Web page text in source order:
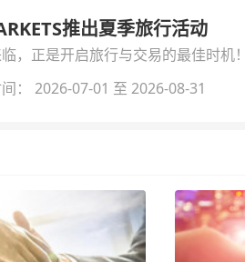
推出夏季旅行活动
，正是开启旅行与交易的最佳时机
与！
： 2026-07-01 至 2026-08-31